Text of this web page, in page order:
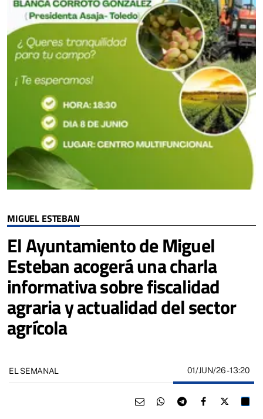
MIGUEL ESTEBAN
El Ayuntamiento de Miguel
Esteban acogerá una charla
informativa sobre fiscalidad
agraria y actualidad del sector
agrícola
EL SEMANAL 01/JUN/26- 13:20